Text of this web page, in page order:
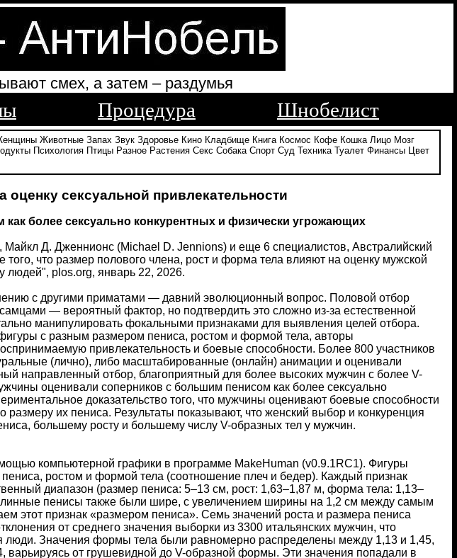
смех, а затем – раздумья
Процедура Шнобелист
Животные Запах Звук Здоровье Кино Кладбище Книга Космос Кофе Кошка Лицо Мозг
Психология Птицы Разное Растения Секс Собака Спорт Суд Техника Туалет Финансы
Цвет
сексуальной привлекательности
более сексуально конкурентных и физически угрожающих
Д. Дженнионс (Michael D. Jennions) и еще 6 специалистов, Австралийский
что размер полового члена, рост и форма тела влияют на оценку мужской
людей", plos.org, январь 22, 2026.
с другими приматами — давний эволюционный вопрос. Половой отбор
— вероятный фактор, но подтвердить это сложно из-за естественной
манипулировать фокальными признаками для выявления целей отбора.
с разным размером пениса, ростом и формой тела, авторы
привлекательность и боевые способности. Более 800 участников
(лично), либо масштабированные (онлайн) анимации и оценивали
направленный отбор, благоприятный для более высоких мужчин с более V-
оценивали соперников с большим пенисом как более сексуально
доказательство того, что мужчины оценивают боевые способности
их пениса. Результаты показывают, что женский выбор и конкуренция
большему росту и большему числу V-образных тел у мужчин.
компьютерной графики в программе MakeHuman (v0.9.1RC1). Фигуры
ростом и формой тела (соотношение плеч и бедер). Каждый признак
диапазон (размер пениса: 5–13 см, рост: 1,63–1,87 м, форма тела: 1,13–
пенисы также были шире, с увеличением ширины на 1,2 см между самым
этот признак «размером пениса». Семь значений роста и размера пениса
от среднего значения выборки из 3300 итальянских мужчин, что
люди. Значения формы тела были равномерно распределены между 1,13 и 1,45,
от грушевидной до V-образной формы. Эти значения попадали в